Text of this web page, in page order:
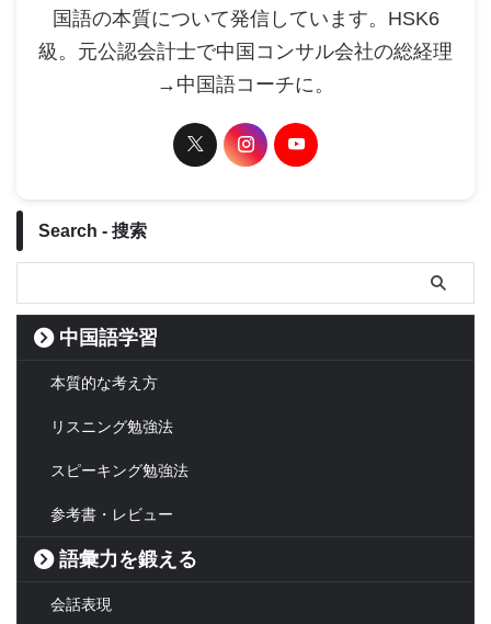
国語の本質について発信しています。HSK6
級。元公認会計士で中国コンサル会社の総経理
→中国語コーチに。
Search - 搜索
中国語学習
本質的な考え方
リスニング勉強法
スピーキング勉強法
参考書・レビュー
語彙力を鍛える
会話表現